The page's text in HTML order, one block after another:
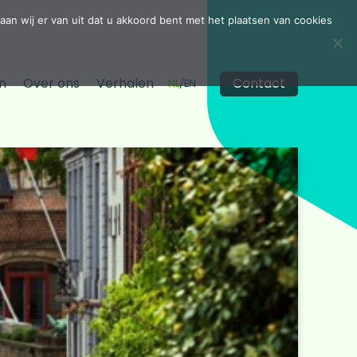
Over ons Verhalen NL EN Contact
wij er van uit dat u akkoord bent met het plaatsen van cookies